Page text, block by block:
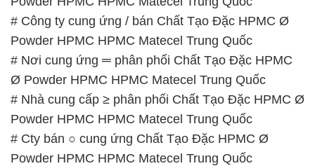
# Công ty cung ứng / bán Chất Tạo Đặc HPMC Ø
Powder HPMC HPMC Matecel Trung Quốc
# Nơi cung ứng ═ phân phối Chất Tạo Đặc HPMC
Ø Powder HPMC HPMC Matecel Trung Quốc
# Nhà cung cấp ≥ phân phối Chất Tạo Đặc HPMC Ø
Powder HPMC HPMC Matecel Trung Quốc
# Cty bán ○ cung ứng Chất Tạo Đặc HPMC Ø
Powder HPMC HPMC Matecel Trung Quốc